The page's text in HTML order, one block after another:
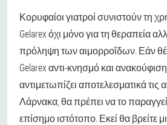
Κορυφαίοι γιατροί συνιστούν τη
Gelarex όχι μόνο για τη θεραπεία
πρόληψη των αιμορροΐδων. Εάν
Gelarex αντι-κνησμό και
αντιμετωπίζει αποτελεσματικά τις
Λάρνακα, θα πρέπει να το
επίσημο ιστότοπο. Εκεί θα βρείτε